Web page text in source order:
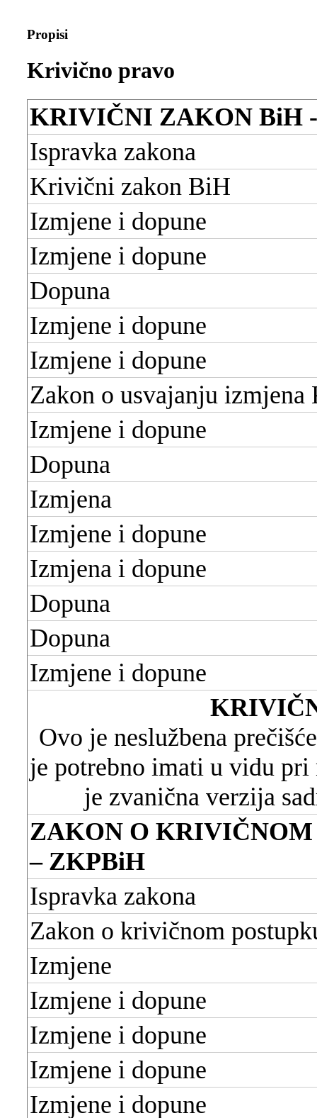
Propisi
Krivično pravo
KRIVIČNI ZAKON BiH
Ispravka zakona
Krivični zakon BiH
Izmjene i dopune
Izmjene i dopune
Dopuna
Izmjene i dopune
Izmjene i dopune
Zakon o usvajanju
Izmjene i dopune
Dopuna
Izmjena
Izmjene i dopune
Izmjena i dopune
Dopuna
Dopuna
Izmjene i dopune
Ovo je neslužbena
je potrebno imati u vidu
je zvanična verzija
ZAKON O KRIVIČNOM
– ZKPBiH
Ispravka zakona
Zakon o krivičnom
Izmjene
Izmjene i dopune
Izmjene i dopune
Izmjene i dopune
Izmjene i dopune